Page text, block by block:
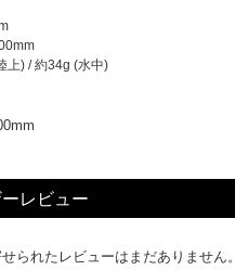
上) / 約34g (水中)
レビュー
られたレビューはまだありません。